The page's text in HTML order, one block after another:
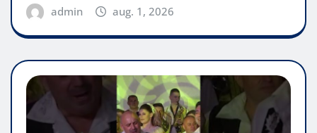
admin aug. 1, 2026